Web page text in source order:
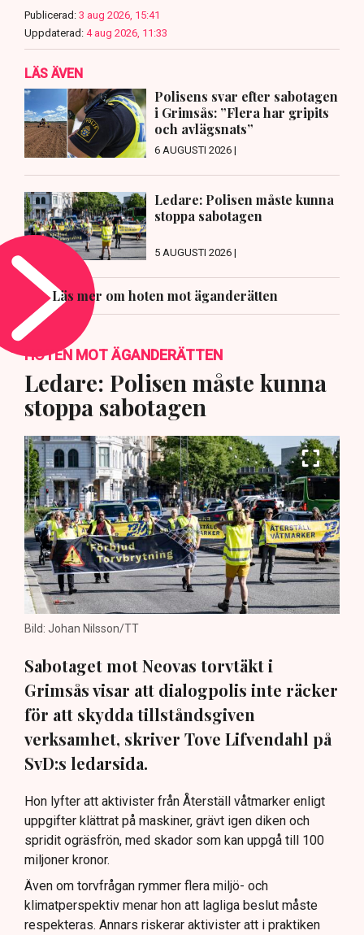
Publicerad: 3 aug 2026, 15:41
Uppdaterad: 4 aug 2026, 11:33
LÄS ÄVEN
Polisens svar efter sabotagen
i Grimsås: ”Flera har gripits
och avlägsnats”
6 AUGUSTI 2026 |
Ledare: Polisen måste kunna
stoppa sabotagen
5 AUGUSTI 2026 |
Läs mer om hoten mot äganderätten
HOTEN MOT ÄGANDERÄTTEN
Ledare: Polisen måste kunna
stoppa sabotagen
Bild: Johan Nilsson/TT
Sabotaget mot Neovas torvtäkt i
Grimsås visar att dialogpolis inte räcker
för att skydda tillståndsgiven
verksamhet, skriver Tove Lifvendahl på
SvD:s ledarsida.
Hon lyfter att aktivister från Återställ våtmarker enligt
uppgifter klättrat på maskiner, grävt igen diken och
spridit ogräsfrön, med skador som kan uppgå till 100
miljoner kronor.
Även om torvfrågan rymmer flera miljö- och
klimatperspektiv menar hon att lagliga beslut måste
respekteras. Annars riskerar aktivister att i praktiken